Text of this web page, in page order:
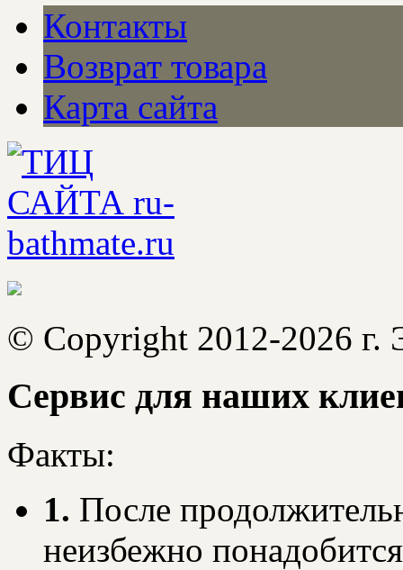
Контакты
Возврат товара
Карта сайта
© Copyright 2012-2026 г.
Сервис для наших
Факты:
1. После
неизбежно